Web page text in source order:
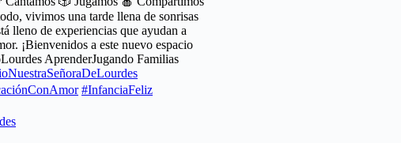
vivimos una tarde llena de sonrisas
lleno de experiencias que ayudan a
¡Bienvenidos a este nuevo espacio
AprenderJugando Familias
#InfanciaFeliz